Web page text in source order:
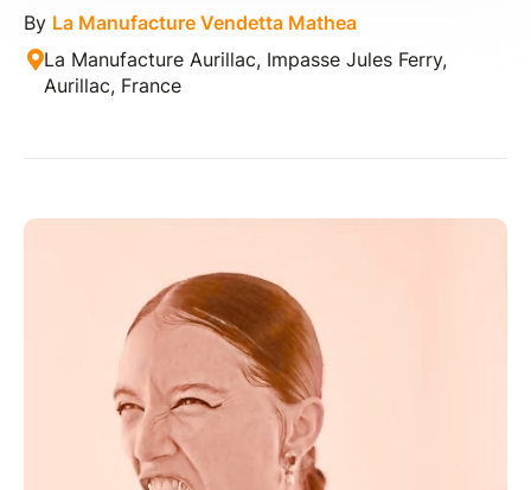
By La Manufacture Vendetta Mathea
La Manufacture Aurillac, Impasse Jules Ferry,
Aurillac, France